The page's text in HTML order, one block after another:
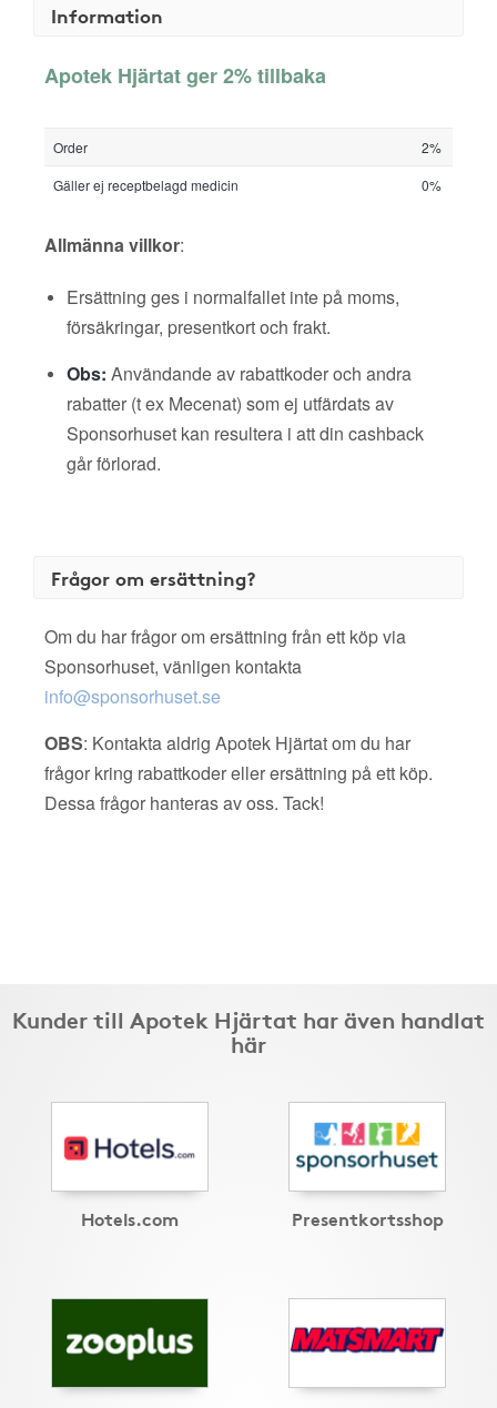
Information
Apotek Hjärtat ger 2% tillbaka
Order
2%
Gäller ej receptbelagd medicin
0%
Allmänna villkor:
Ersättning ges i normalfallet inte på moms,
försäkringar, presentkort och frakt.
Obs: Användande av rabattkoder och andra
rabatter (t ex Mecenat) som ej utfärdats av
Sponsorhuset kan resultera i att din cashback
går förlorad.
Frågor om ersättning?
Om du har frågor om ersättning från ett köp via
Sponsorhuset, vänligen kontakta
info@sponsorhuset.se
OBS: Kontakta aldrig Apotek Hjärtat om du har
frågor kring rabattkoder eller ersättning på ett köp.
Dessa frågor hanteras av oss. Tack!
Kunder till Apotek Hjärtat har även handlat
här
Hotels.com Presentkortsshop